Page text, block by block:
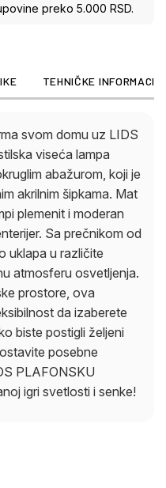
svetlosti ipreko 5.000 RSD.
TEHNIČKE
svom domu uz LIDS
viseća lampa
abažurom, koji je
akrilnim šipkama. Mat
plemenit i moderan
Sa prečnikom od
uklapa u različite
atmosferu osvetljenja.
prostore, ova
da izaberete
biste postigli željeni
posebne
PLAFONSKU
igri svetlosti i senke!